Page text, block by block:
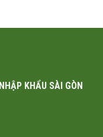
KHẨU SÀI GÒN